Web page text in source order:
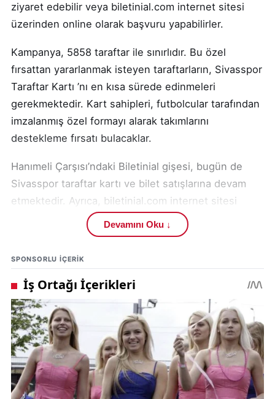
ziyaret edebilir veya biletinial.com internet sitesi
üzerinden online olarak başvuru yapabilirler.
Kampanya, 5858 taraftar ile sınırlıdır. Bu özel
fırsattan yararlanmak isteyen taraftarların, Sivasspor
Taraftar Kartı ’nı en kısa sürede edinmeleri
gerekmektedir. Kart sahipleri, futbolcular tarafından
imzalanmış özel formayı alarak takımlarını
destekleme fırsatı bulacaklar.
Hanımeli Çarşısı’ndaki Biletinial gişesi, bugün de
Sivasspor taraftar kartı ve bilet satışlarına devam
etmektedir. Ayrıca, biletinial.com internet sitesi
üzerinden de online olarak kart başvurusu
yapılabilir. Online satışlar, taraftarların kart alma
sürecini kolaylaştırmaktadır.
Sivasspor, taraftar desteğinin önemine vurgu
yaparak, taraftarlarını Taraftar Kartı alarak takımlarını
destek etmeye davet ediyor. Bu kampanya ile hem
takıma destek olunacak hem de özel bir forma
kazanma imkanı elde edilecektir.
Devamını Oku ↓
SPONSORLU IÇERIK